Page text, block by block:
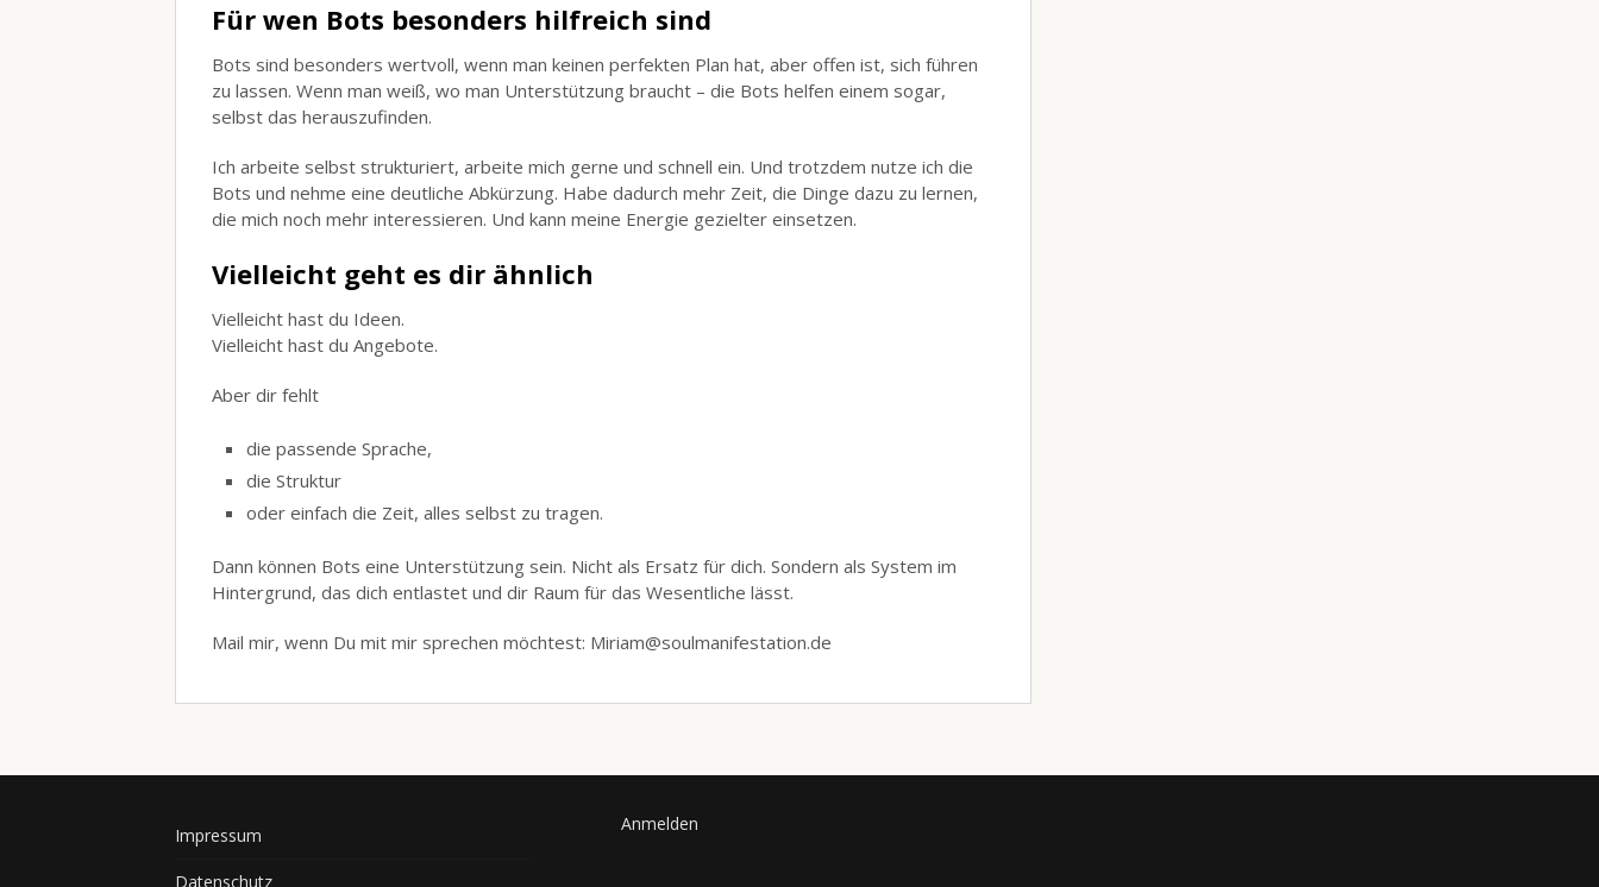
Für wen Bots besonders hilfreich sind
Bots sind besonders wertvoll, wenn man keinen perfekten Plan hat, aber offen ist, sich führen
zu lassen. Wenn man weiß, wo man Unterstützung braucht – die Bots helfen einem sogar,
selbst das herauszufinden.
Ich arbeite selbst strukturiert, arbeite mich gerne und schnell ein. Und trotzdem nutze ich die
Bots und nehme eine deutliche Abkürzung. Habe dadurch mehr Zeit, die Dinge dazu zu lernen,
die mich noch mehr interessieren. Und kann meine Energie gezielter einsetzen.
Vielleicht geht es dir ähnlich
Vielleicht hast du Ideen.
Vielleicht hast du Angebote.
Aber dir fehlt
die passende Sprache,
die Struktur
oder einfach die Zeit, alles selbst zu tragen.
Dann können Bots eine Unterstützung sein. Nicht als Ersatz für dich. Sondern als System im
Hintergrund, das dich entlastet und dir Raum für das Wesentliche lässt.
Mail mir, wenn Du mit mir sprechen möchtest: Miriam@soulmanifestation.de
Impressum
Datenschutz
Anmelden